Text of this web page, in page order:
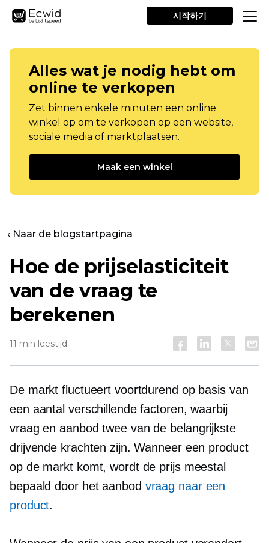
시작하기
Alles wat je nodig hebt om
online te verkopen
Zet binnen enkele minuten een online
winkel op om te verkopen op een website,
sociale media of marktplaatsen.
Maak een winkel
‹ Naar de blogstartpagina
Hoe de prijselasticiteit
van de vraag te
berekenen
11 min leestijd
De markt fluctueert voortdurend op basis van
een aantal verschillende factoren, waarbij
vraag en aanbod twee van de belangrijkste
drijvende krachten zijn. Wanneer een product
op de markt komt, wordt de prijs meestal
bepaald door het aanbod vraag naar een
product.